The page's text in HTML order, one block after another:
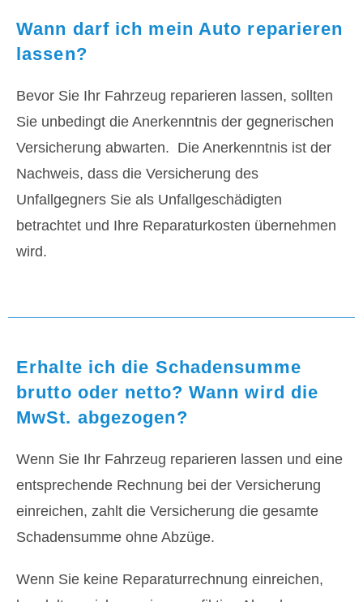
Wann darf ich mein Auto reparieren
lassen?
Bevor Sie Ihr Fahrzeug reparieren lassen, sollten
Sie unbedingt die Anerkenntnis der gegnerischen
Versicherung abwarten. Die Anerkenntnis ist der
Nachweis, dass die Versicherung des
Unfallgegners Sie als Unfallgeschädigten
betrachtet und Ihre Reparaturkosten übernehmen
wird.
Erhalte ich die Schadensumme
brutto oder netto? Wann wird die
MwSt. abgezogen?
Wenn Sie Ihr Fahrzeug reparieren lassen und eine
entsprechende Rechnung bei der Versicherung
einreichen, zahlt die Versicherung die gesamte
Schadensumme ohne Abzüge.
Wenn Sie keine Reparaturrechnung einreichen,